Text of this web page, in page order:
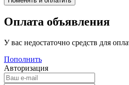
Оплата объявления
У вас недостаточно средств для
Пополнить
Авторизация